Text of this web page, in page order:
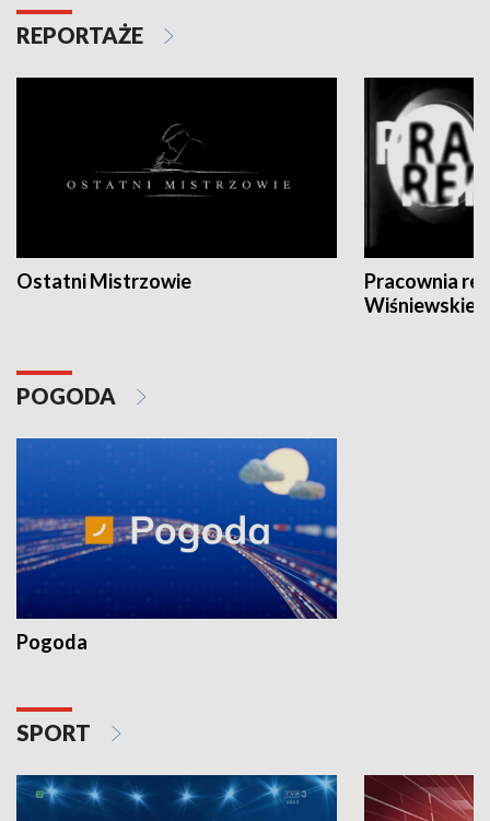
REPORTAŻE
Ostatni Mistrzowie
Pracownia
POGODA
Pogoda
SPORT